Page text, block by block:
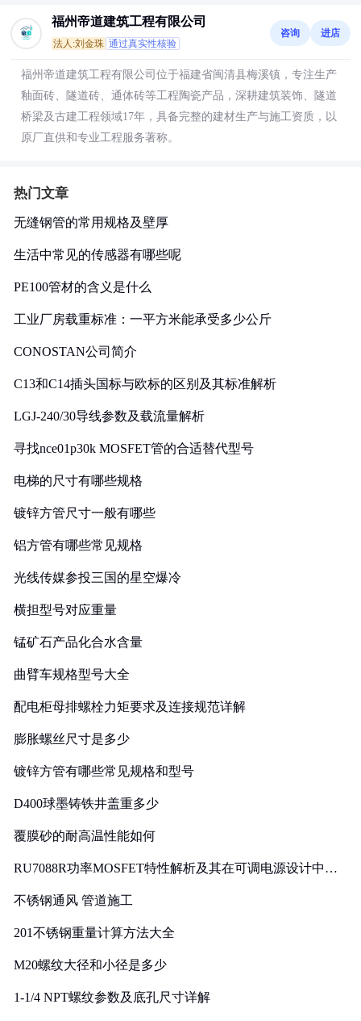
福州帝道建筑工程有限公司
法人:刘金珠 通过真实性核验
咨询 进店
福州帝道建筑工程有限公司位于福建省闽清县梅溪镇，专注生产
釉面砖、隧道砖、通体砖等工程陶瓷产品，深耕建筑装饰、隧道
桥梁及古建工程领域17年，具备完整的建材生产与施工资质，以
原厂直供和专业工程服务著称。
热门文章
无缝钢管的常用规格及壁厚
生活中常见的传感器有哪些呢
PE100管材的含义是什么
工业厂房载重标准：一平方米能承受多少公斤
CONOSTAN公司简介
C13和C14插头国标与欧标的区别及其标准解析
LGJ-240/30导线参数及载流量解析
寻找nce01p30k MOSFET管的合适替代型号
电梯的尺寸有哪些规格
镀锌方管尺寸一般有哪些
铝方管有哪些常见规格
光线传媒参投三国的星空爆冷
横担型号对应重量
锰矿石产品化合水含量
曲臂车规格型号大全
配电柜母排螺栓力矩要求及连接规范详解
膨胀螺丝尺寸是多少
镀锌方管有哪些常见规格和型号
D400球墨铸铁井盖重多少
覆膜砂的耐高温性能如何
RU7088R功率MOSFET特性解析及其在可调电源设计中的
不锈钢通风 管道施工
201不锈钢重量计算方法大全
M20螺纹大径和小径是多少
1-1/4 NPT螺纹参数及底孔尺寸详解